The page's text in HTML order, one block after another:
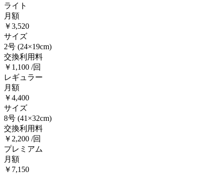
ライト
月額
￥3,520
サイズ
2号 (24×19cm)
交換利用料
￥1,100 /回
レギュラー
月額
￥4,400
サイズ
8号 (41×32cm)
交換利用料
￥2,200 /回
プレミアム
月額
￥7,150